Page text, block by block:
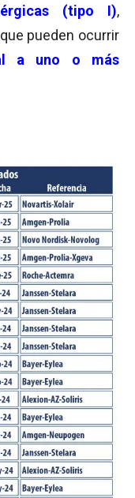
(tipo I),
pueden ocurrir
a uno o más